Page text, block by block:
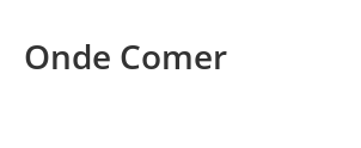
Onde Comer